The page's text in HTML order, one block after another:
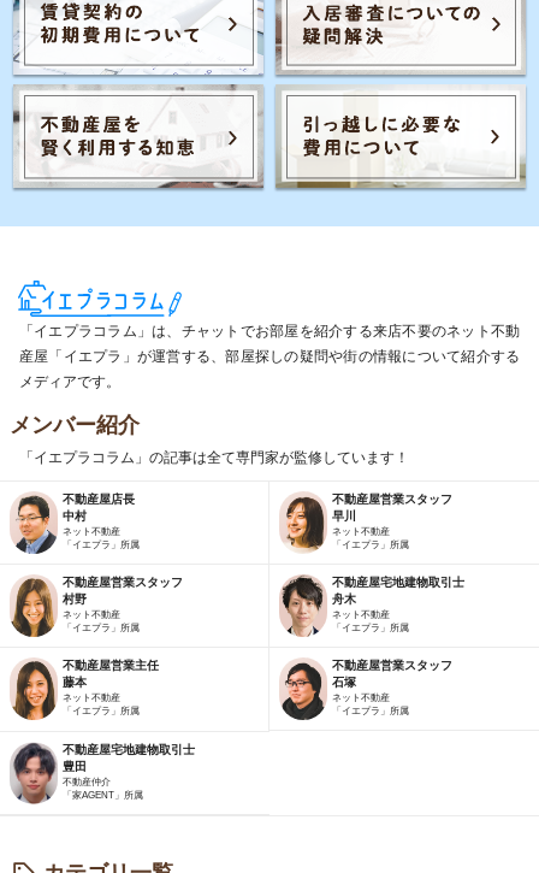
Posts navigation 2 4
「イエプラコラム」は、チャットでお部屋を紹介する来店不要のネット不動
産屋「イエプラ」が運営する、部屋探しの疑問や街の情報について紹介する
メディアです。
メンバー紹介
「イエプラコラム」の記事は全て専門家が監修しています！
不動産屋店長
中村
ネット不動産
「イエプラ」所属
不動産屋営業スタッフ
早川
ネット不動産
「イエプラ」所属
不動産屋営業スタッフ
村野
ネット不動産
「イエプラ」所属
不動産屋宅地建物取引士
舟木
ネット不動産
「イエプラ」所属
不動産屋営業主任
藤本
ネット不動産
「イエプラ」所属
不動産屋営業スタッフ
石塚
ネット不動産
「イエプラ」所属
不動産屋宅地建物取引士
豊田
不動産仲介
「家AGENT」所属